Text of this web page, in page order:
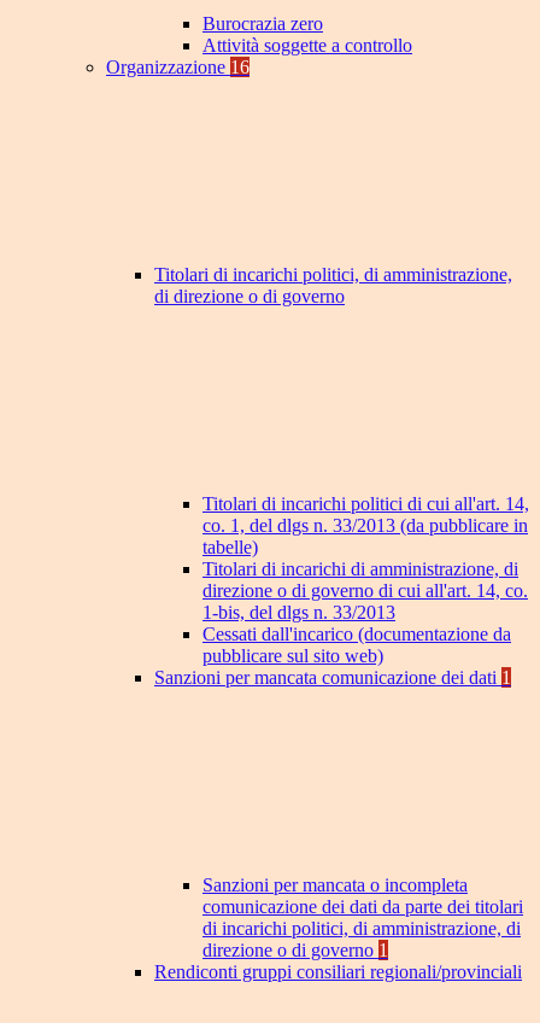
Burocrazia zero
Attività soggette a controllo
Organizzazione 16
Titolari di incarichi politici, di amministrazione,
di direzione o di governo
Titolari di incarichi politici di cui all'art. 14,
co. 1, del dlgs n. 33/2013 (da pubblicare in
tabelle)
Titolari di incarichi di amministrazione, di
direzione o di governo di cui all'art. 14, co.
1-bis, del dlgs n. 33/2013
Cessati dall'incarico (documentazione da
pubblicare sul sito web)
Sanzioni per mancata comunicazione dei dati 1
Sanzioni per mancata o incompleta
comunicazione dei dati da parte dei titolari
di incarichi politici, di amministrazione, di
direzione o di governo 1
Rendiconti gruppi consiliari regionali/provinciali